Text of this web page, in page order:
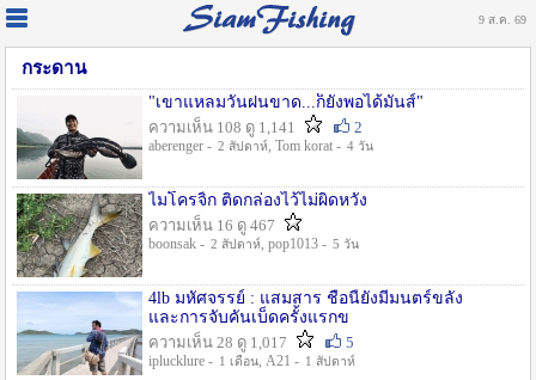
9 ส.ค. 69
กระดาน
"เขาแหลมวันฝนขาด...ก็ยังพอได้มันส์"
ความเห็น 108 ดู 1,141
2
aberenger - 2 สัปดาห์, Tom korat - 4 วัน
ไมโครจิ้ก ติดกล่องไว้ไม่ผิดหวัง
ความเห็น 16 ดู 467
boonsak - 2 สัปดาห์, pop1013 - 5 วัน
4lb มหัศจรรย์ : แสมสาร ชื่อนี้ยังมีมนตร์ขลัง
และการจับคันเบ็ดครั้งแรกข
ความเห็น 28 ดู 1,017
5
iplucklure - 1 เดือน, A21 - 1 สัปดาห์